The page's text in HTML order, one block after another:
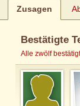
Zusagen
Bestätigte
Alle zwölf